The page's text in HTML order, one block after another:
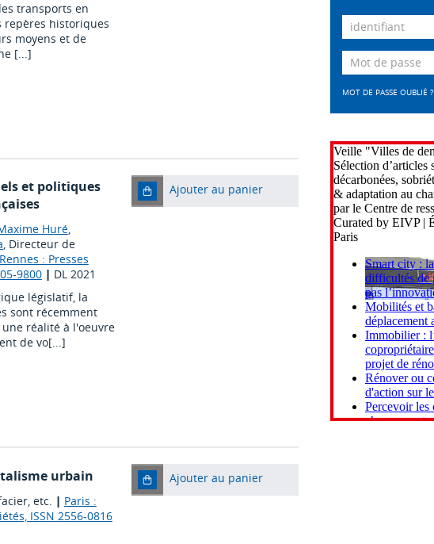
transports en
repères historiques
moyens et de
[...]
et politiques
Huré,
, Directeur de
Rennes : Presses
9800| DL 2021
législatif, la
sont récemment
réalité à l'oeuvre
de vo[...]
Ajouter au panier
urbain
etc. | Paris :
ISSN 2556-0816
Ajouter au panier
MOT DE PASSE OUBLIÉ ?